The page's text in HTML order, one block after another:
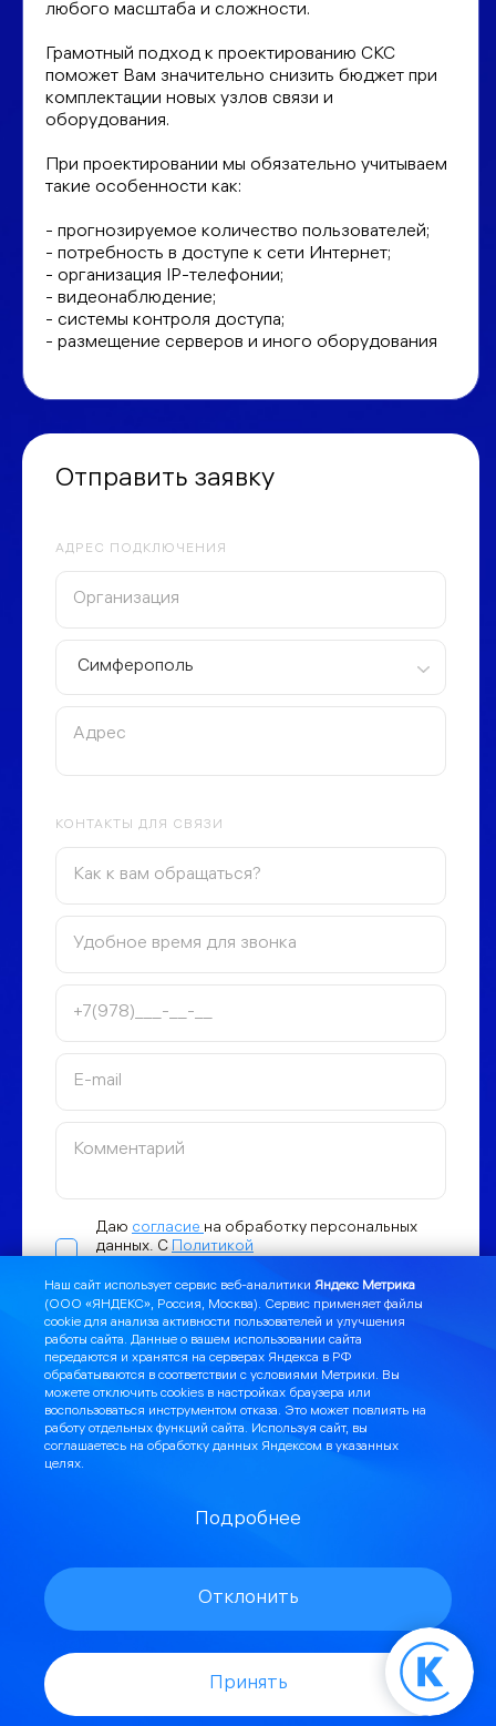
любого масштаба и сложности.
Грамотный подход к проектированию СКС
поможет Вам значительно снизить бюджет при
комплектации новых узлов связи и
оборудования.
При проектировании мы обязательно учитываем
такие особенности как:
- прогнозируемое количество пользователей;
- потребность в доступе к сети Интернет;
- организация IP-телефонии;
- видеонаблюдение;
- системы контроля доступа;
- размещение серверов и иного оборудования
Отправить заявку
АДРЕС ПОДКЛЮЧЕНИЯ
Симферополь
КОНТАКТЫ ДЛЯ СВЯЗИ
Даю согласиена обработку персональных
данных. С Политикой
Отправить заявку →
Организовать видеонаблюдение
Подключить объект к интернету
Наш сайт использует сервис веб-аналитики Яндекс Метрика
(ООО «ЯНДЕКС», Россия, Москва). Сервис применяет файлы
cookie для анализа активности пользователей и улучшения
работы сайта. Данные о вашем использовании сайта
передаются и хранятся на серверах Яндекса в РФ
обрабатываются в соответствии с условиями Метрики. Вы
можете отключить cookies в настройках браузера или
воспользоваться инструментом отказа. Это может повлиять на
работу отдельных функций сайта. Используя сайт, вы
соглашаетесь на обработку данных Яндексом в указанных
целях.
Подробнее
Отклонить
Принять